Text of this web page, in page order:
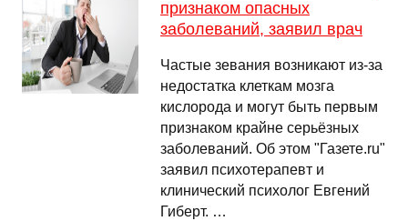
признаком опасных
заболеваний, заявил врач
Частые зевания возникают из-за
недостатка клеткам мозга
кислорода и могут быть первым
признаком крайне серьёзных
заболеваний. Об этом "Газете.ru"
заявил психотерапевт и
клинический психолог Евгений
Гиберт. …